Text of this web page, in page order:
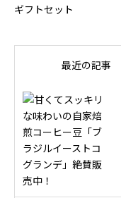
ギフトセット
最近の記事